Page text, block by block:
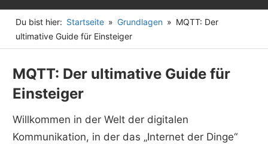
Du bist hier: Startseite Grundlagen
MQTT: Der
ultimative Guide für Einsteiger
MQTT: Der ultimative Guide für
Einsteiger
Willkommen in der Welt der digitalen
Kommunikation, in der das „Internet der Dinge“